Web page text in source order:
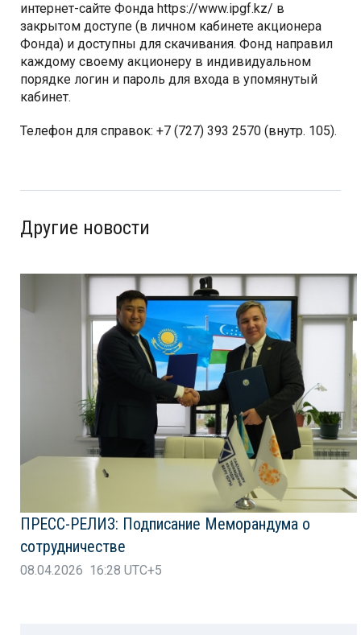
интернет-сайте Фонда https://www.ipgf.kz/ в
закрытом доступе (в личном кабинете акционера
Фонда) и доступны для скачивания. Фонд направил
каждому своему акционеру в индивидуальном
порядке логин и пароль для входа в упомянутый
кабинет.
Телефон для справок: +7 (727) 393 2570 (внутр. 105).
Другие новости
ПРЕСС-РЕЛИЗ: Подписание Меморандума о
сотрудничестве
08.04.2026 16:28 UTC+5